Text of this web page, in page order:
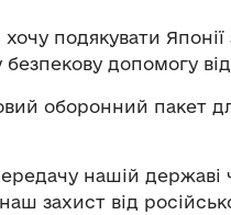
подякувати
безпекову допомогу
оборонний пакет
нашій державі
наш захист від